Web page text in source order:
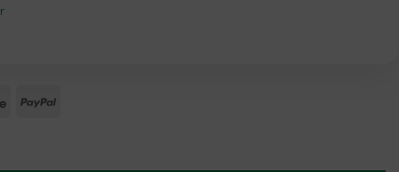
Mollie PayPal